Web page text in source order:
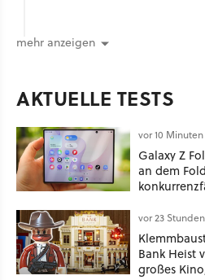
mehr anzeigen
AKTUELLE TESTS
vor 10 Minuten
Galaxy Z
an dem
vor 23 Stunden
Bank Heist
großes